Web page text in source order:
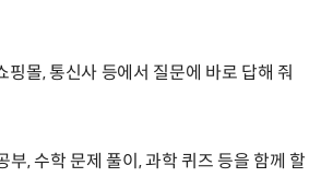
몰, 통신사 등에서 질문에 바로 답해 줘
, 수학 문제 풀이, 과학 퀴즈 등을 함께 할